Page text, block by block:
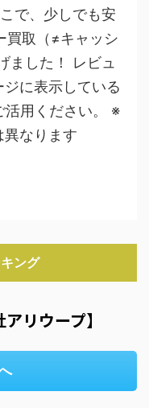
で、少しでも安
買取（≠キャッシ
ました！ レビュ
に表示している
活用ください。 ※
異なります
ング
リウープ】